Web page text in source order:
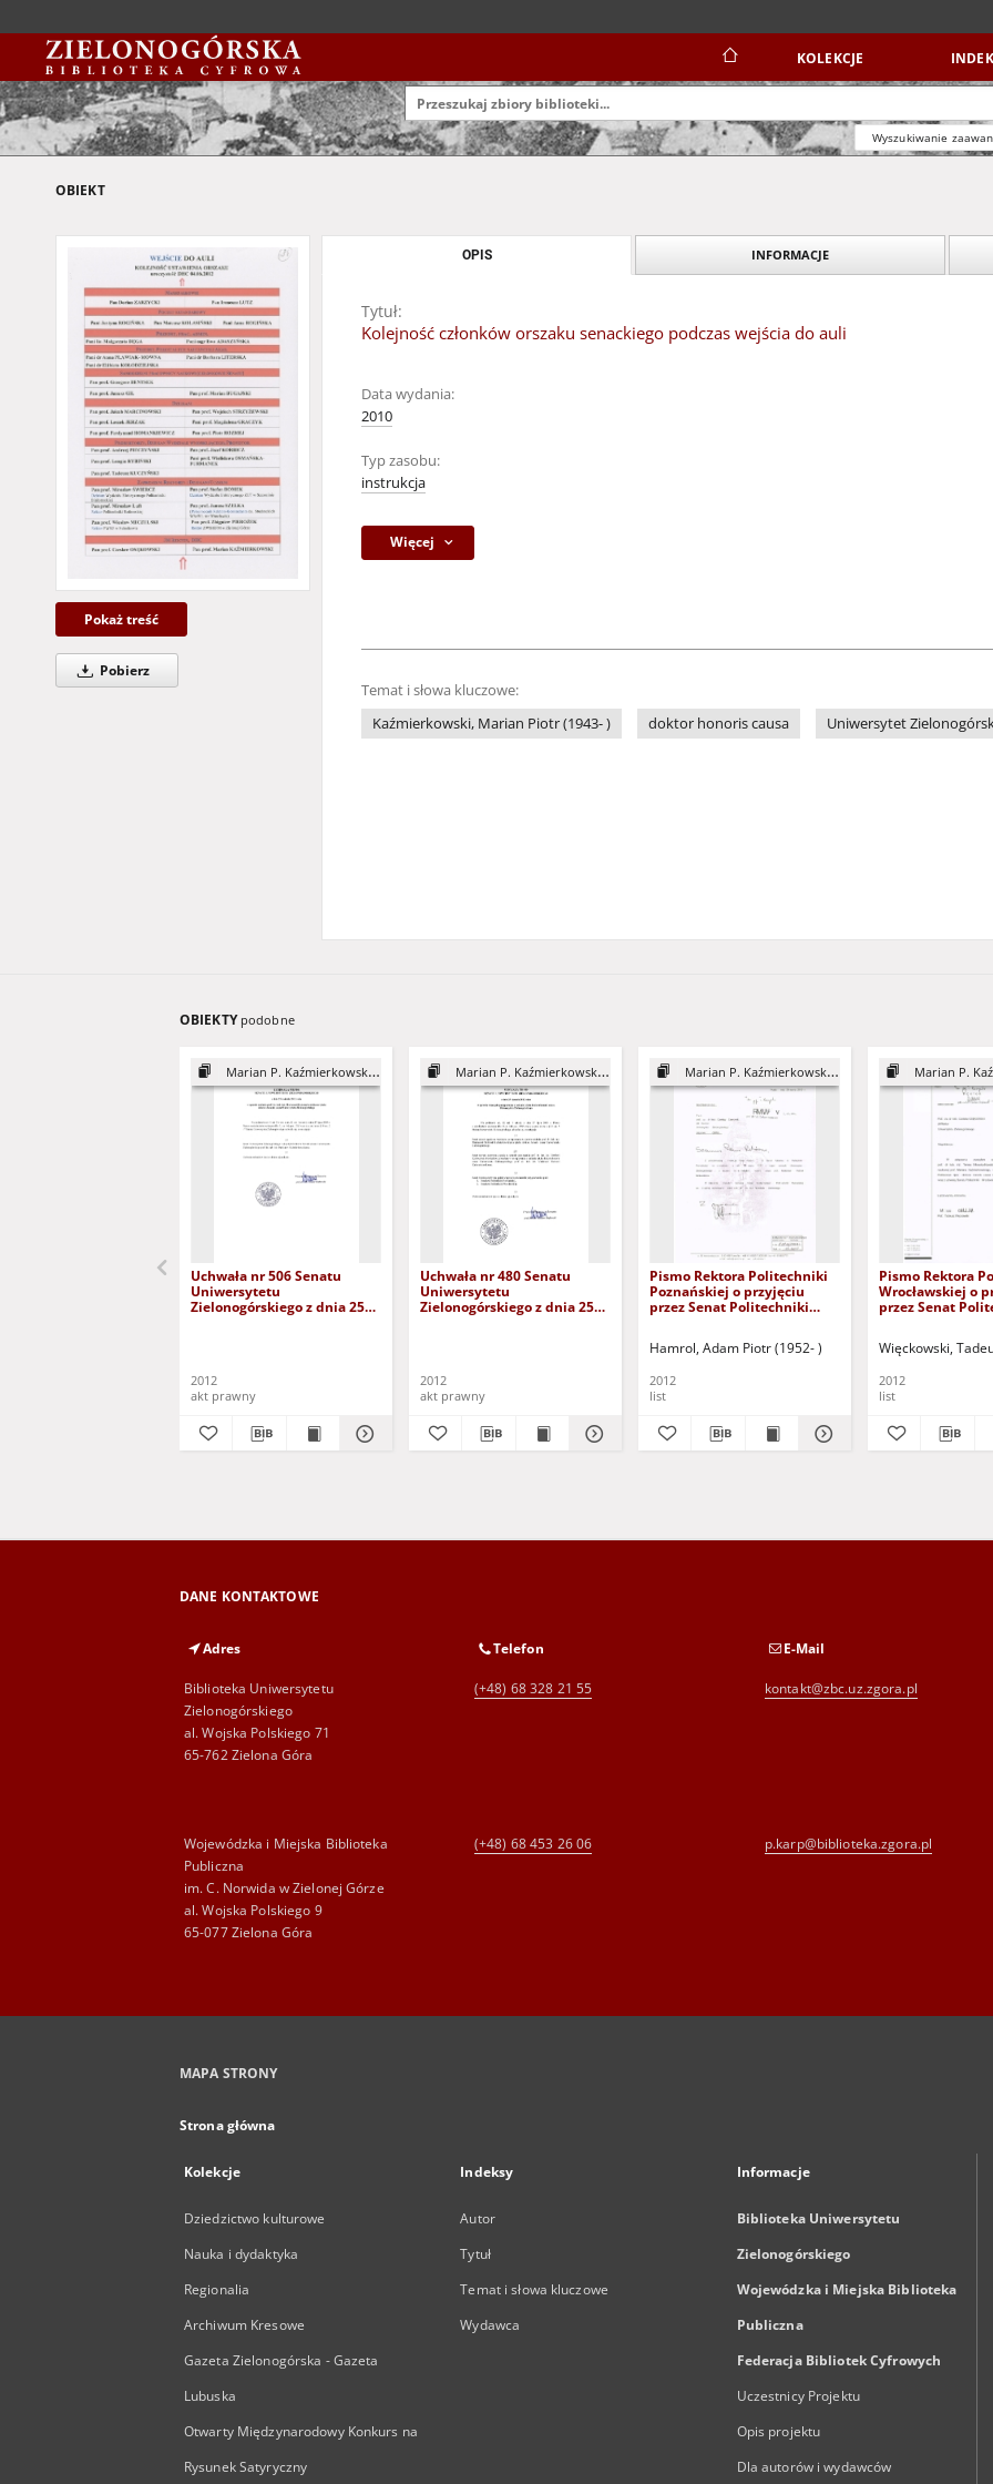
KOLEKCJE
Wyszukiwanie
OBIEKT
Pokaż treść
Pobierz
OPIS INFORMACJE
Tytuł:
Kolejność członków orszaku senackiego podczas wejścia do auli
Data wydania:
2010
Typ zasobu:
instrukcja
Więcej
Temat i słowa kluczowe:
Kaźmierkowski, Marian Piotr (1943- )
doktor honoris causa Uniwersytet
OBIEKTY podobne
Marian P. Kaźmierkowski - DHC
Uchwała nr 506 Senatu
Uniwersytetu
Zielonogórskiego z dnia 25
doktora honoris causa
Uniwersytetu
2012
akt prawny
Marian P. Kaźmierkowski - DHC
Uchwała nr 480 Senatu
Uniwersytetu
Zielonogórskiego z dnia 25
Uniwersytetu
Zielonogórskiego
2012
akt prawny
Marian P. Kaźmierkowski - DHC
Pismo Rektora Politechniki
Poznańskiej o przyjęciu
przez Senat Politechniki
wniosku o nadanie prof.
Kaźmierkowskiemu tytułu
doktora honoris causa
Zielonogórskiego
Hamrol, Adam Piotr (1952- )
2012
list
Marian P.
Pismo Rektora
Wrocławskiej o
przez Senat
wniosku o
doktora honoris
Zielonogórskiego
Więckowski,
2012
list
DANE KONTAKTOWE
Adres
Biblioteka Uniwersytetu
Zielonogórskiego
al. Wojska Polskiego 71
65-762 Zielona Góra
Telefon
(+48) 68 328 21 55
E-Mail
kontakt@zbc.uz.zgora.pl
Wojewódzka i Miejska Biblioteka
Publiczna
im. C. Norwida w Zielonej Górze
al. Wojska Polskiego 9
65-077 Zielona Góra
(+48) 68 453 26 06 p.karp@biblioteka.zgora.pl
MAPA STRONY
Strona główna
Kolekcje
Dziedzictwo kulturowe
Nauka i dydaktyka
Regionalia
Archiwum Kresowe
Gazeta Zielonogórska - Gazeta
Lubuska
Otwarty Międzynarodowy Konkurs na
Rysunek Satyryczny
Indeksy
Autor
Tytuł
Temat i słowa kluczowe
Wydawca
Informacje
Biblioteka Uniwersytetu
Zielonogórskiego
Wojewódzka i Miejska Biblioteka
Publiczna
Federacja Bibliotek Cyfrowych
Uczestnicy Projektu
Opis projektu
Dla autorów i wydawców